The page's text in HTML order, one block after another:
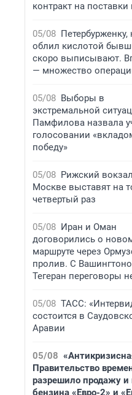
контракт на поставки
05/08 Петербурженку,
облил кислотой
скоро выписывают.
— множество
05/08 Выборы в
экстремальной
Памфилова назвала
голосовании
победу»
05/08 Рижский
Москве выставят на
четвертый раз
05/08 Иран и Оман
договорились о
маршруте через
пролив. С
Тегеран переговоры
05/08 ТАСС:
состоится в
Аравии
05/08
Правительство
разрешило продажу и
бензина «Евро-2» и